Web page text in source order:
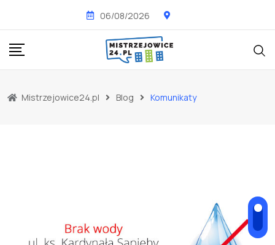
content
06/08/2026
Mistrzejowice24.pl Blog Komunikaty